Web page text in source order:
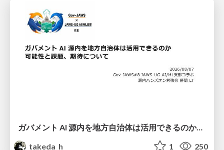
ガバメント AI 源内を地方自治体は活用できるのか 可能性と課題、期待について
takeda_h
1 250